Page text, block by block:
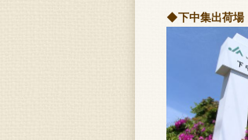
◆下中集出荷場